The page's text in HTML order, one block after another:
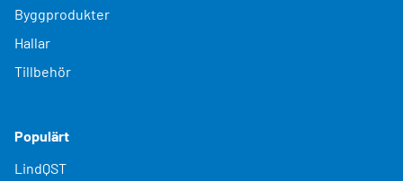
Byggprodukter
Hallar
Tillbehör
Populärt
LindQST